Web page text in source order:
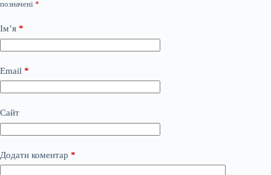
позначені *
Ім’я *
Email *
Сайт
Додати коментар *